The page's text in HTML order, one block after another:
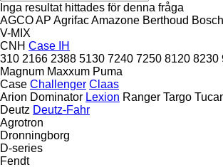
Inga resultat hittades för denna fråga
AGCOAP AgrifacAmazone Berthoud
V-MIX
CNH Case IH
310 2166 2388 5130 7240 7250 8120 8230
Magnum Maxxum Puma
Case Challenger Claas
Arion Dominator Lexion Ranger Targo
Deutz Deutz-Fahr
Agrotron
Dronningborg
D-series
Fendt